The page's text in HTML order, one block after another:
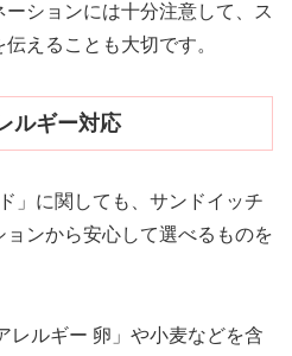
ションには十分注意して、ス
えることも大切です。
ルギー対応
」に関しても、サンドイッチ
ンから安心して選べるものを
レルギー 卵」や小麦などを含